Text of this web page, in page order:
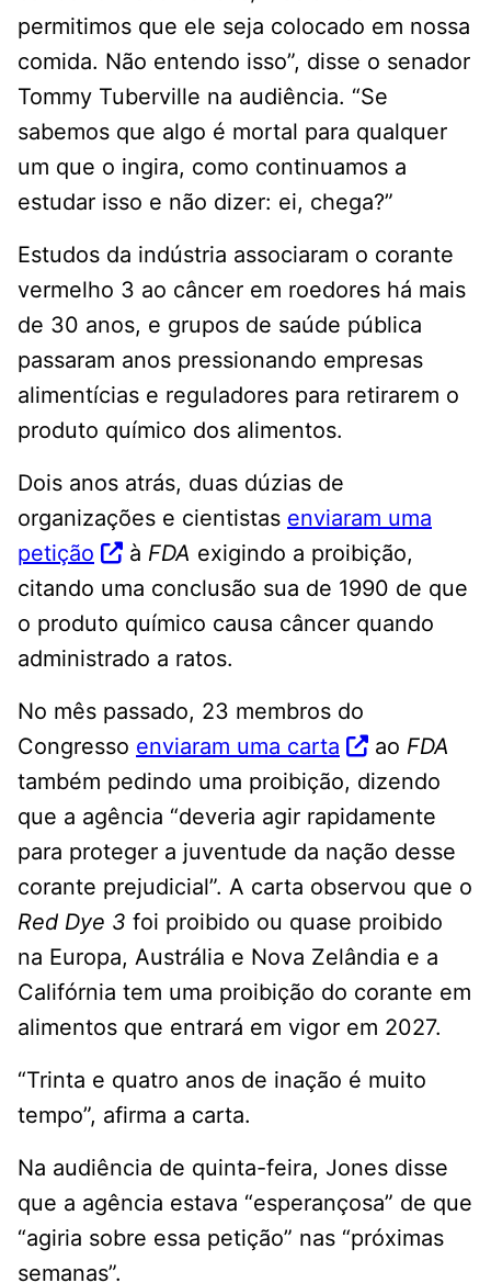
permitimos que ele seja colocado em nossa
comida. Não entendo isso”, disse o senador
Tommy Tuberville na audiência. “Se
sabemos que algo é mortal para qualquer
um que o ingira, como continuamos a
estudar isso e não dizer: ei, chega?”
Estudos da indústria associaram o corante
vermelho 3 ao câncer em roedores há mais
de 30 anos, e grupos de saúde pública
passaram anos pressionando empresas
alimentícias e reguladores para retirarem o
produto químico dos alimentos.
Dois anos atrás, duas dúzias de
organizações e cientistas enviaram uma
petição
à FDA exigindo a proibição,
citando uma conclusão sua de 1990 de que
o produto químico causa câncer quando
administrado a ratos.
No mês passado, 23 membros do
Congresso enviaram uma carta ao FDA
também pedindo uma proibição, dizendo
que a agência “deveria agir rapidamente
para proteger a juventude da nação desse
corante prejudicial”. A carta observou que o
Red Dye 3 foi proibido ou quase proibido
na Europa, Austrália e Nova Zelândia e a
Califórnia tem uma proibição do corante em
alimentos que entrará em vigor em 2027.
“Trinta e quatro anos de inação é muito
tempo”, afirma a carta.
Na audiência de quinta-feira, Jones disse
que a agência estava “esperançosa” de que
“agiria sobre essa petição” nas “próximas
semanas”.